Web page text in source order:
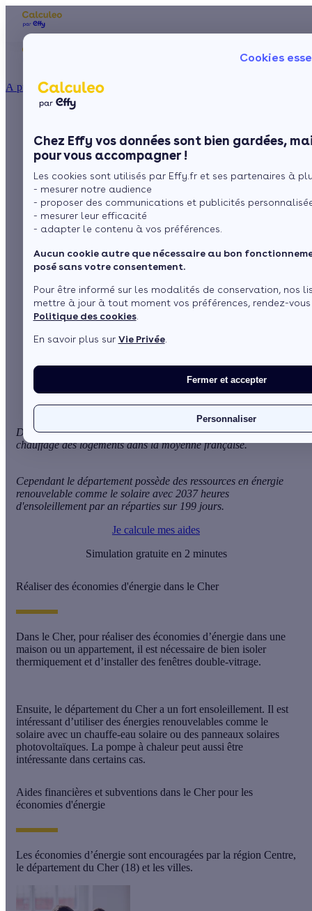
Cookies
Chez Effy vos données sont bien gardées,
pour vous accompagner !
Les cookies sont utilisés par Effy.fr et ses partenaires à
- mesurer notre audience
- proposer des communications et publicités
- mesurer leur efficacité
- adapter le contenu à vos préférences.
Aucun cookie autre que nécessaire au bon
posé sans votre consentement.
Pour être informé sur les modalités de conservation, nos
mettre à jour à tout moment vos préférences, rendez-
Politique des cookies.
En savoir plus sur Vie Privée.
Fermer et accepter
Personnaliser
À propos
Ma Prime Rénov'
Le chèque énergie
La TVA réduite
L'éco-prêt à taux zéro
Trouver mes aides
Nos conseils
Sol
Fenêtres
Aides financières et
subventions pour les
économies d'énergie
dans le Cher
parL’équipe de rédaction
1 minute de lecture
économies d'énergie
Dans le département du Cher, le climat impose un besoin en
chauffage des logements dans la moyenne française.
Cependant le département possède des ressources en énergie
renouvelable comme le solaire avec 2037 heures
d'ensoleillement par an réparties sur 199 jours.
Je calcule mes aides
Simulation gratuite en 2 minutes
Réaliser des économies d'énergie dans le Cher
Dans le Cher, pour réaliser des économies d’énergie dans une
maison ou un appartement, il est nécessaire de bien isoler
thermiquement et d’installer des fenêtres double-vitrage.
Ensuite, le département du Cher a un fort ensoleillement. Il est
intéressant d’utiliser des énergies renouvelables comme le
solaire avec un chauffe-eau solaire ou des panneaux solaires
photovoltaïques. La pompe à chaleur peut aussi être
intéressante dans certains cas.
Aides financières et subventions dans le Cher pour les
économies d'énergie
Les économies d’énergie sont encouragées par la région Centre,
le département du Cher (18) et les villes.